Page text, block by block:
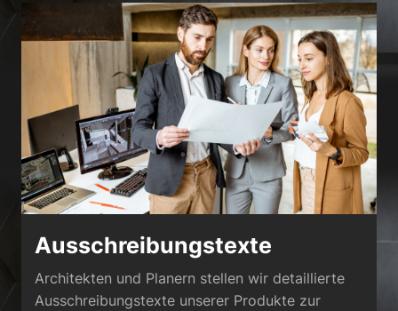
Ausschreibungstexte
Architekten und Planern stellen wir detaillierte
Ausschreibungstexte unserer Produkte zur